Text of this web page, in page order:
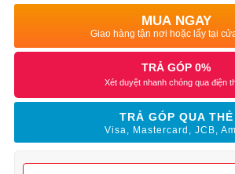
MUA NGAY
Giao hàng tận nơi hoặc lấy tại
TRẢ GÓP 0%
Xét duyệt nhanh chóng qua điện
TRẢ GÓP QUA THẺ
Visa, Mastercard, JCB,